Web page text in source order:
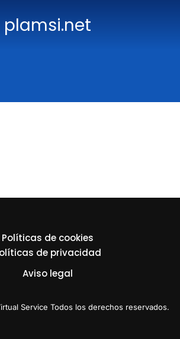
plamsi.net
Políticas de cookies
de privacidad
Aviso legal
Service Todos los derechos reservados.